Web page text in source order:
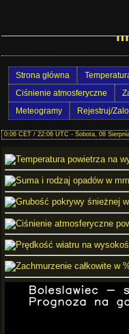
Prognoza
Strona główna
Ciśnienie atmosferyczne
Meteogramy
Rejestruj/
0:06 CET / 22:06 UTC - Sobota, 08